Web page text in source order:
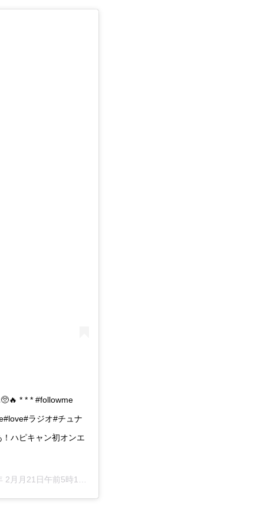
* * * #followme
ラジオ#チュナ
ハピキャン初オンエ
月月21日午前5時13分PST